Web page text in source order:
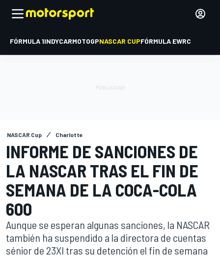
FÓRMULA 1INDYCARMOTOGPNASCAR CUPFÓRMULA EWRC
NASCAR Cup Charlotte
INFORME DE SANCIONES DE
LA NASCAR TRAS EL FIN DE
SEMANA DE LA COCA-COLA
600
Aunque se esperan algunas sanciones, la NASCAR
también ha suspendido a la directora de cuentas
sénior de 23XI tras su detención el fin de semana